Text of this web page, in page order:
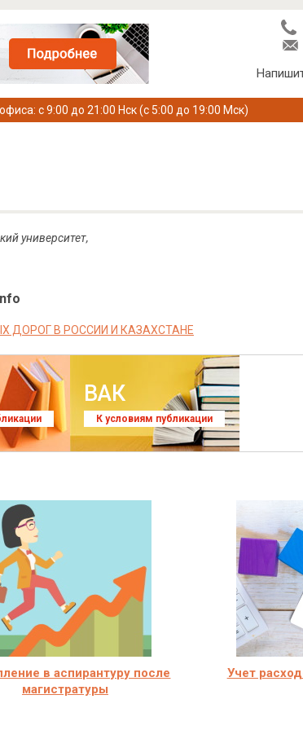
с 9:00 до 21:00 Нск (с 5:00 до 19:00 Мск)
университет,
ДОРОГ В РОССИИ И КАЗАХСТАНЕ
ВАК
К условиям публикации
в аспирантуру после
магистратуры
Учет